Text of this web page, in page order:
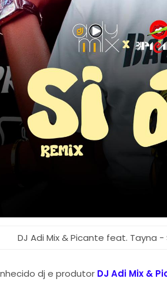
DJ Adi Mix & Picante feat. Tayna -
dj e produtor DJ Adi Mix &